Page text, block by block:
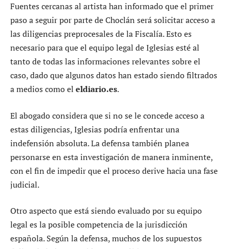
Fuentes cercanas al artista han informado que el primer
paso a seguir por parte de Choclán será solicitar acceso a
las diligencias preprocesales de la Fiscalía. Esto es
necesario para que el equipo legal de Iglesias esté al
tanto de todas las informaciones relevantes sobre el
caso, dado que algunos datos han estado siendo filtrados
a medios como el eldiario.es.
El abogado considera que si no se le concede acceso a
estas diligencias, Iglesias podría enfrentar una
indefensión absoluta. La defensa también planea
personarse en esta investigación de manera inminente,
con el fin de impedir que el proceso derive hacia una fase
judicial.
Otro aspecto que está siendo evaluado por su equipo
legal es la posible competencia de la jurisdicción
española. Según la defensa, muchos de los supuestos